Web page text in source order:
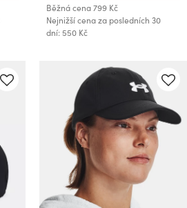
Běžná cena799 Kč
Nejnižší cena za posledních 30
dní: 550 Kč